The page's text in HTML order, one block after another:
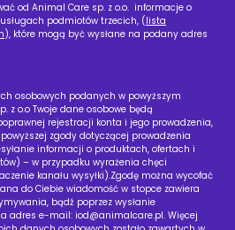
od Animal Care sp. z o.o. informacje o
podmiotów trzecich, (lista
), które mogą być wysłane na podany adres
osobowych podanych w powyższym
z o.o Twoje dane osobowe będą
rejestracji konta i jego prowadzenia,
zgody dotyczącej prowadzenia
informacji o produktach, ofertach i
– w przypadku wyrażenia chęci
kanału wysyłki).Zgodę można wycofać
do Ciebie wiadomość w stopce zawiera
bądź poprzez wysłanie
adres e-mail: iod@animalcare.pl. Więcej